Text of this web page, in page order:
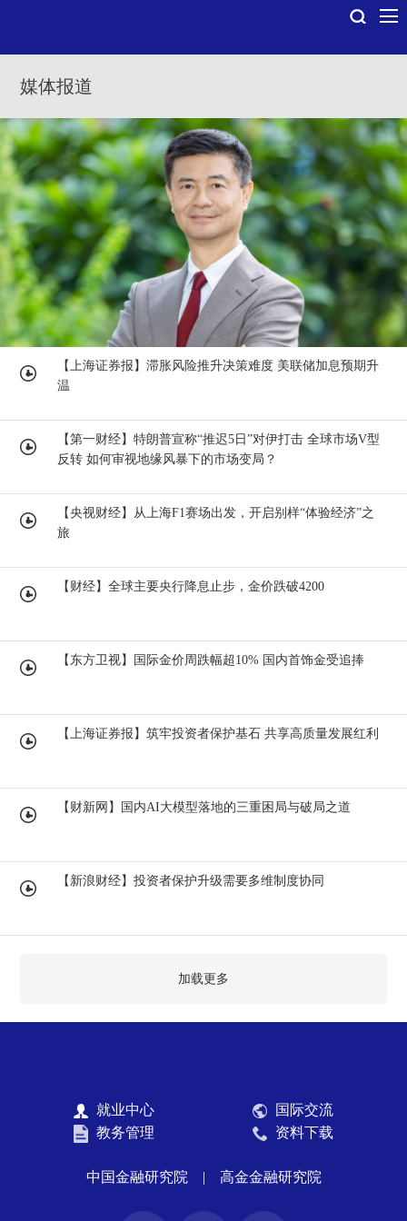
媒体报道
【上海证券报】滞胀风险推升决策难度 美联储加息预期升
温
【第一财经】特朗普宣称“推迟5日”对伊打击 全球市场V型
反转 如何审视地缘风暴下的市场变局？
【央视财经】从上海F1赛场出发，开启别样“体验经济”之
旅
【财经】全球主要央行降息止步，金价跌破4200
【东方卫视】国际金价周跌幅超10% 国内首饰金受追捧
【上海证券报】筑牢投资者保护基石 共享高质量发展红利
【财新网】国内AI大模型落地的三重困局与破局之道
【新浪财经】投资者保护升级需要多维制度协同
加载更多
就业中心
国际交流
教务管理
资料下载
中国金融研究院 | 高金金融研究院